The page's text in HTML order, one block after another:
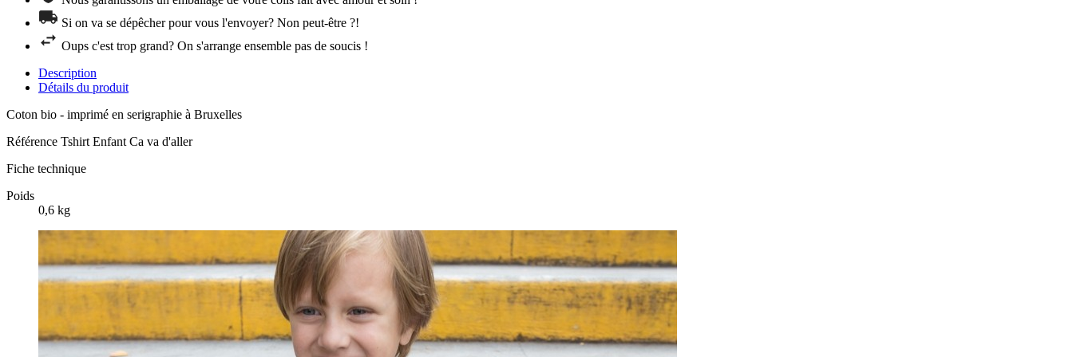
Si on va se dépêcher pour vous l'envoyer? Non peut-être ?!
Oups c'est trop grand? On s'arrange ensemble pas de soucis !
Description
Détails du produit
Coton bio - imprimé en serigraphie à Bruxelles
Référence Tshirt Enfant Ca va d'aller
Fiche technique
Poids
0,6 kg